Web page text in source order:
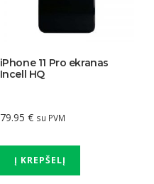
iPhone 11 Pro ekranas
Incell HQ
79.95 € su PVM
Į KREPŠELĮ